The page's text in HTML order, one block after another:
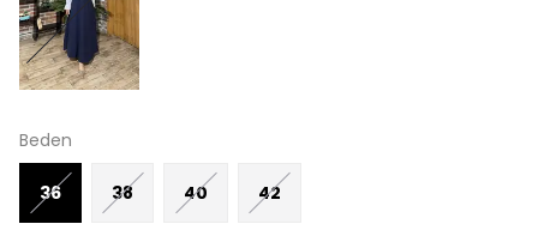
Beden
36 38 40 42